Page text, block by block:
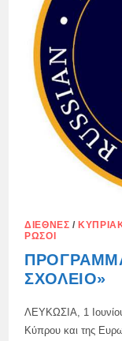
ΔΙΕΘΝΈΣ /
ΡΏΣΟΙ
ΣΧΟΛΕΊΟ»
ΛΕΥΚΩΣΙΑ, 1
Κύπρου και της